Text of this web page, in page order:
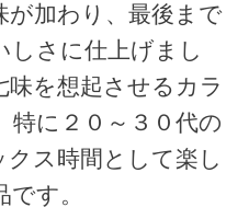
が加わり、最後まで
しさに仕上げまし
を想起させるカラ
特に２０～３０代の
ス時間として楽し
す。